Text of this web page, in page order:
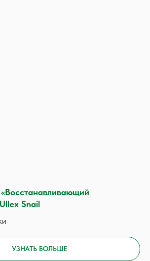
Snail
УЗНАТЬ БОЛЬШЕ